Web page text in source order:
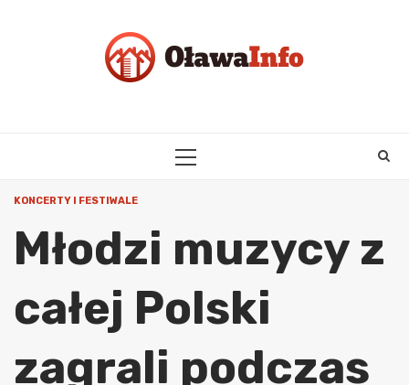
PRIMARY
KONCERTY I FESTIWALE
Młodzi muzycy z
całej Polski
zagrali podczas